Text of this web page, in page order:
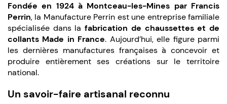
Fondée en 1924 à Montceau-les-Mines par Francis
Perrin, la Manufacture Perrin est une entreprise familiale
spécialisée dans lafabrication de chaussettes et de
collants Made in France. Aujourd’hui, elle figure parmi
les dernières manufactures françaises à concevoir et
produire entièrement ses créations sur le territoire
national.
Un savoir-faire artisanal reconnu